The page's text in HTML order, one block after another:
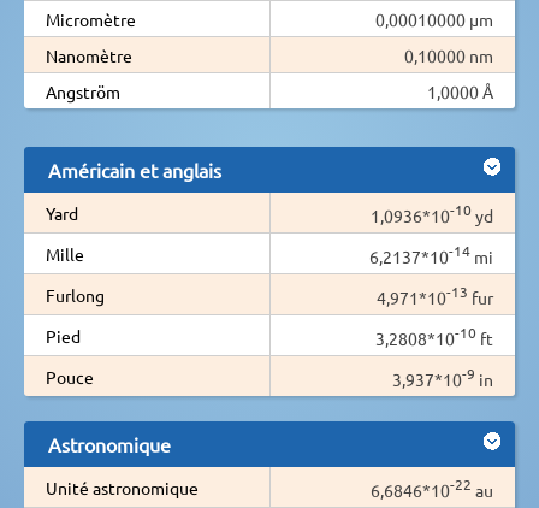
Micromètre
0,00010000 µm
Nanomètre
0,10000 nm
Angström
1,0000 Å
Américain et anglais
Yard 1,0936*10-10 yd
Mille
6,2137*10-14 mi
Furlong
4,971*10-13 fur
Pied
3,2808*10-10 ft
Pouce
3,937*10-9 in
Astronomique
Unité astronomique 6,6846*10-22 au